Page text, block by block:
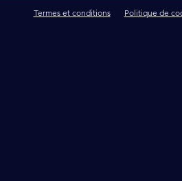
Termes et conditions Politique de